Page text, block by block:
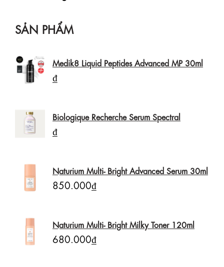
SẢN PHẨM
Medik8 Liquid Peptides Advanced MP 30ml
₫
Biologique Recherche Serum Spectral
₫
Naturium Multi- Bright Advanced Serum 30ml
850.000₫
Naturium Multi- Bright Milky Toner 120ml
680.000₫